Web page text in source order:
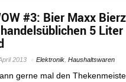
#3: Bier Maxx
5
2013 Elektronik Haushaltswaren
gerne mal den